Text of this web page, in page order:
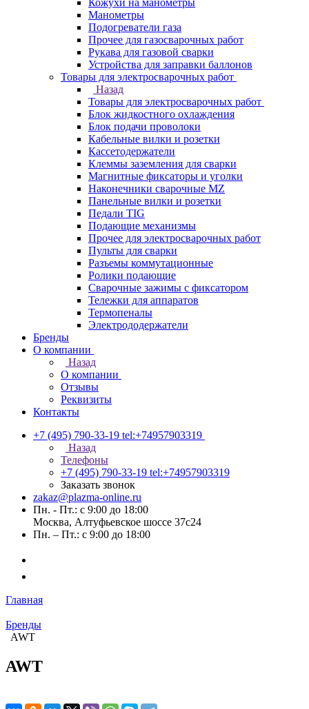
Кожухи на манометры
Манометры
Подогреватели газа
Прочее для газосварочных работ
Рукава для газовой сварки
Устройства для заправки баллонов
Товары для электросварочных работ
Назад
Товары для электросварочных работ
Блок жидкостного охлаждения
Блок подачи проволоки
Кабельные вилки и розетки
Кассетодержатели
Клеммы заземления для сварки
Магнитные фиксаторы и уголки
Наконечники сварочные MZ
Панельные вилки и розетки
Педали TIG
Подающие механизмы
Прочее для электросварочных работ
Пульты для сварки
Разъемы коммутационные
Ролики подающие
Сварочные зажимы с фиксатором
Тележки для аппаратов
Термопеналы
Электрододержатели
Бренды
О компании
Назад
О компании
Отзывы
Реквизиты
Контакты
+7 (495) 790-33-19 tel:+74957903319
Назад
Телефоны
+7 (495) 790-33-19 tel:+74957903319
Заказать звонок
zakaz@plazma-online.ru
Пн. - Пт.: с 9:00 до 18:00
Москва, Алтуфьевское шоссе 37с24
Пн. – Пт.: с 9:00 до 18:00
Главная
Бренды
AWT
AWT